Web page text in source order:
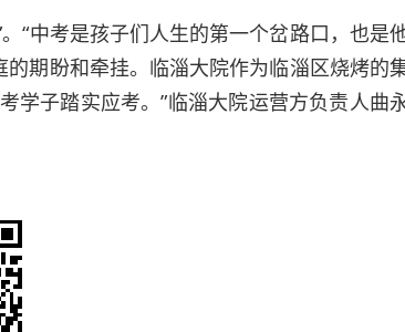
中考是孩子们人生的第一个岔路口，也是
期盼和牵挂。临淄大院作为临淄区烧烤的
学子踏实应考。”临淄大院运营方负责人曲